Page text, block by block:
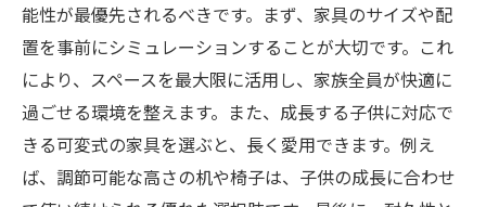
能性が最優先されるべきです。まず、家具のサイズや配
置を事前にシミュレーションすることが大切です。これ
により、スペースを最大限に活用し、家族全員が快適に
過ごせる環境を整えます。また、成長する子供に対応で
きる可変式の家具を選ぶと、長く愛用できます。例え
ば、調節可能な高さの机や椅子は、子供の成長に合わせ